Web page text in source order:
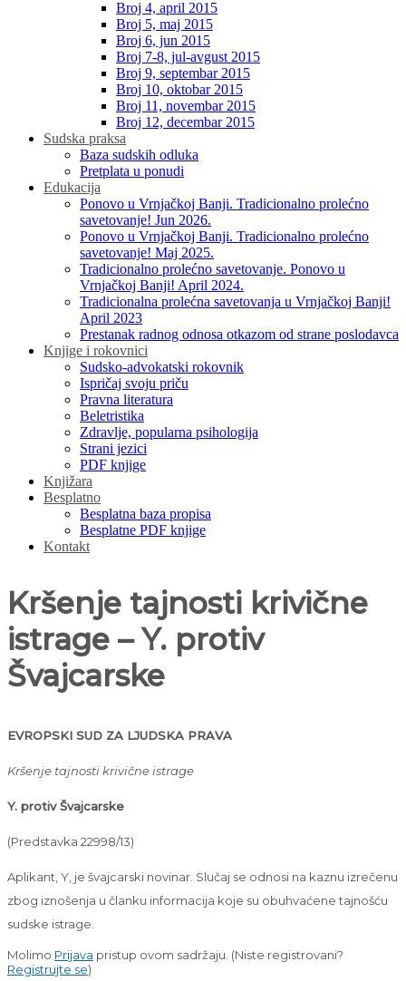
Broj 4, april 2015
Broj 5, maj 2015
Broj 6, jun 2015
Broj 7-8, jul-avgust 2015
Broj 9, septembar 2015
Broj 10, oktobar 2015
Broj 11, novembar 2015
Broj 12, decembar 2015
Sudska praksa
Baza sudskih odluka
Pretplata u ponudi
Edukacija
Ponovo u Vrnjačkoj Banji. Tradicionalno prolećno
savetovanje! Jun 2026.
Ponovo u Vrnjačkoj Banji. Tradicionalno prolećno
savetovanje! Maj 2025.
Tradicionalno prolećno savetovanje. Ponovo u
Vrnjačkoj Banji! April 2024.
Tradicionalna prolećna savetovanja u Vrnjačkoj Banji!
April 2023
Prestanak radnog odnosa otkazom od strane poslodavca
Knjige i rokovnici
Sudsko-advokatski rokovnik
Ispričaj svoju priču
Pravna literatura
Beletristika
Zdravlje, popularna psihologija
Strani jezici
PDF knjige
Knjižara
Besplatno
Besplatna baza propisa
Besplatne PDF knjige
Kontakt
Kršenje tajnosti krivične
istrage – Y. protiv
Švajcarske
EVROPSKI SUD ZA LJUDSKA PRAVA
Kršenje tajnosti krivične istrage
Y. protiv Švajcarske
(Predstavka 22998/13)
Aplikant, Y, je švajcarski novinar. Slučaj se odnosi na kaznu izrečenu
zbog iznošenja u članku informacija koje su obuhvaćene tajnošću
sudske istrage.
Molimo Prijava pristup ovom sadržaju. (Niste registrovani?
Registrujte se)